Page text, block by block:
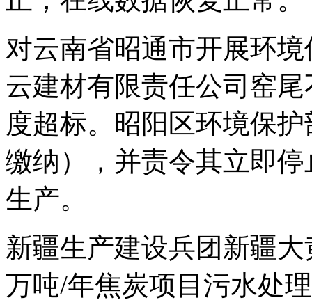
对云南省昭通市开展环
云建材有限责任公司窑
度超标。昭阳区环境保
缴纳），并责令其立即
生产。
新疆生产建设兵团新疆
万吨/年焦炭项目污水处